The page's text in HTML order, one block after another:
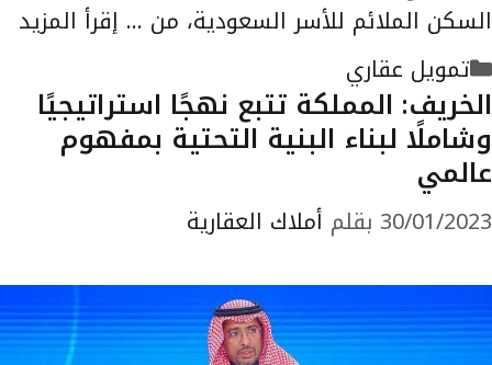
السكن الملائم للأسر السعودية، من … إقرأ المزيد
التصنيفات
تمويل عقاري
الخريف: المملكة تتبع نهجًا استراتيجيًا
وشاملًا لبناء البنية التحتية بمفهوم
عالمي
30/01/2023 بقلم أملاك العقارية